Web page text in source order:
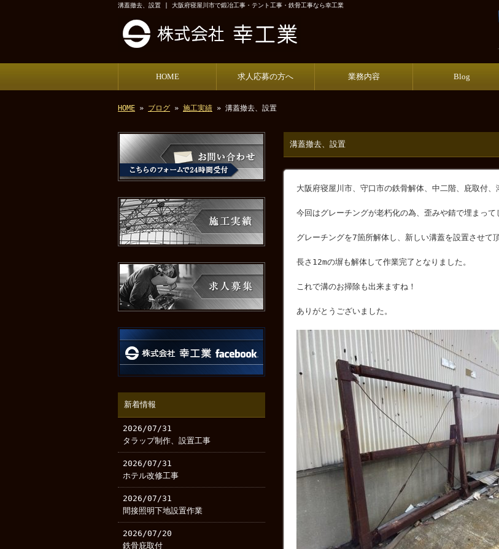
溝蓋撤去、設置 | 大阪府寝屋川市で鍛冶工事・テント工事・鉄骨工事なら幸工業
HOME 求人応募の方へ 業務内容 Blog
HOME » ブログ » 施工実績 » 溝蓋撤去、設置
溝蓋撤去、設置
大阪府寝屋川市、守口市の鉄骨解体、中二階、庇取付
今回はグレーチングが老朽化の為、歪みや錆で埋まって
グレーチングを7箇所解体し、新しい溝蓋を設置させて
長さ12mの塀も解体して作業完了となりました。
これで溝のお掃除も出来ますね！
ありがとうございました。
新着情報
2026/07/31
タラップ制作、設置工事
2026/07/31
ホテル改修工事
2026/07/31
間接照明下地設置作業
2026/07/20
鉄骨庇取付